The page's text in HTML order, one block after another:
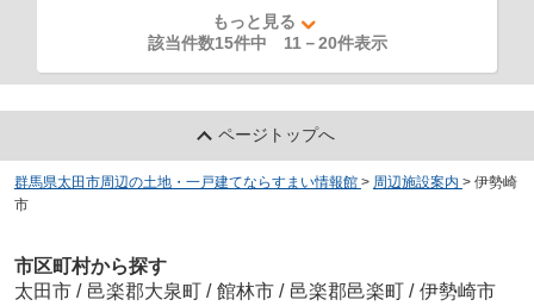
もっと見る
該当件数15件中 11 －20件表示
ページトップへ
群馬県太田市周辺の土地・一戸建てならすまい情報館 > 周辺施設案内 > 伊勢崎
市
市区町村から探す
太田市 / 邑楽郡大泉町 / 館林市 / 邑楽郡邑楽町 / 伊勢崎市